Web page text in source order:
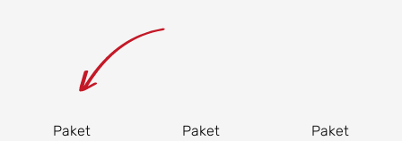
Paket
Paket
Paket